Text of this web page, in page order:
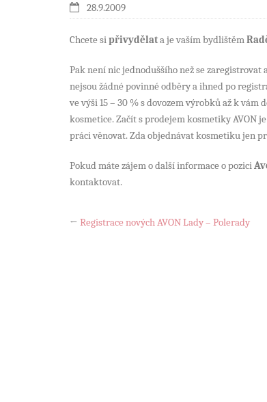
28.9.2009
Chcete sipřivydělata je vaším bydlištěm
Pak není nic jednoduššího než se zaregistrovat
nejsou žádné povinné odběry a ihned po
ve výši 15 – 30 % s dovozem výrobků až k
kosmetice. Začít s prodejem kosmetiky AVON
práci věnovat. Zda objednávat kosmetiku jen
Pokud máte zájem o další informace o pozici
kontaktovat.
← Registrace nových AVON Lady – Polerady